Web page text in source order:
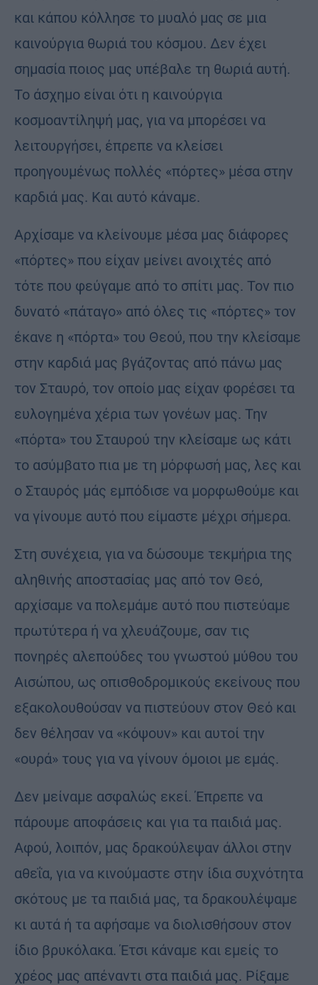
και κάπου κόλλησε το μυαλό μας σε μια
καινούργια θωριά του κόσμου. Δεν έχει
σημασία ποιος μας υπέβαλε τη θωριά αυτή.
Το άσχημο είναι ότι η καινούργια
κοσμοαντίληψή μας, για να μπορέσει να
λειτουργήσει, έπρεπε να κλείσει
προηγουμένως πολλές «πόρτες» μέσα στην
καρδιά μας. Και αυτό κάναμε.
Αρχίσαμε να κλείνουμε μέσα μας διάφορες
«πόρτες» που είχαν μείνει ανοιχτές από
τότε που φεύγαμε από το σπίτι μας. Τον πιο
δυνατό «πάταγο» από όλες τις «πόρτες» τον
έκανε η «πόρτα» του Θεού, που την κλείσαμε
στην καρδιά μας βγάζοντας από πάνω μας
τον Σταυρό, τον οποίο μας είχαν φορέσει τα
ευλογημένα χέρια των γονέων μας. Την
«πόρτα» του Σταυρού την κλείσαμε ως κάτι
το ασύμβατο πια με τη μόρφωσή μας, λες και
ο Σταυρός μάς εμπόδισε να μορφωθούμε και
να γίνουμε αυτό που είμαστε μέχρι σήμερα.
Στη συνέχεια, για να δώσουμε τεκμήρια της
αληθινής αποστασίας μας από τον Θεό,
αρχίσαμε να πολεμάμε αυτό που πιστεύαμε
πρωτύτερα ή να χλευάζουμε, σαν τις
πονηρές αλεπούδες του γνωστού μύθου του
Αισώπου, ως οπισθοδρομικούς εκείνους που
εξακολουθούσαν να πιστεύουν στον Θεό και
δεν θέλησαν να «κόψουν» και αυτοί την
«ουρά» τους για να γίνουν όμοιοι με εμάς.
Δεν μείναμε ασφαλώς εκεί. Έπρεπε να
πάρουμε αποφάσεις και για τα παιδιά μας.
Αφού, λοιπόν, μας δρακούλεψαν άλλοι στην
αθεΐα, για να κινούμαστε στην ίδια συχνότητα
σκότους με τα παιδιά μας, τα δρακουλέψαμε
κι αυτά ή τα αφήσαμε να διολισθήσουν στον
ίδιο βρυκόλακα. Έτσι κάναμε και εμείς το
χρέος μας απέναντι στα παιδιά μας. Ρίξαμε